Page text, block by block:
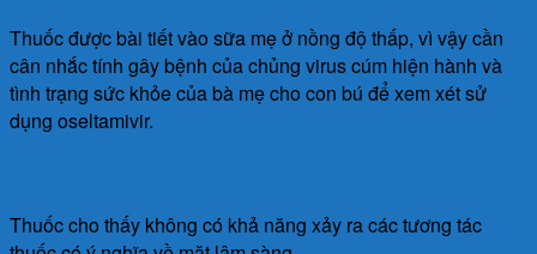
Thuốc được bài tiết vào sữa mẹ ở nồng độ thấp, vì vậy cần
cân nhắc tính gây bệnh của chủng virus cúm hiện hành và
tình trạng sức khỏe của bà mẹ cho con bú để xem xét sử
dụng oseltamivir.
Thuốc cho thấy không có khả năng xảy ra các tương tác